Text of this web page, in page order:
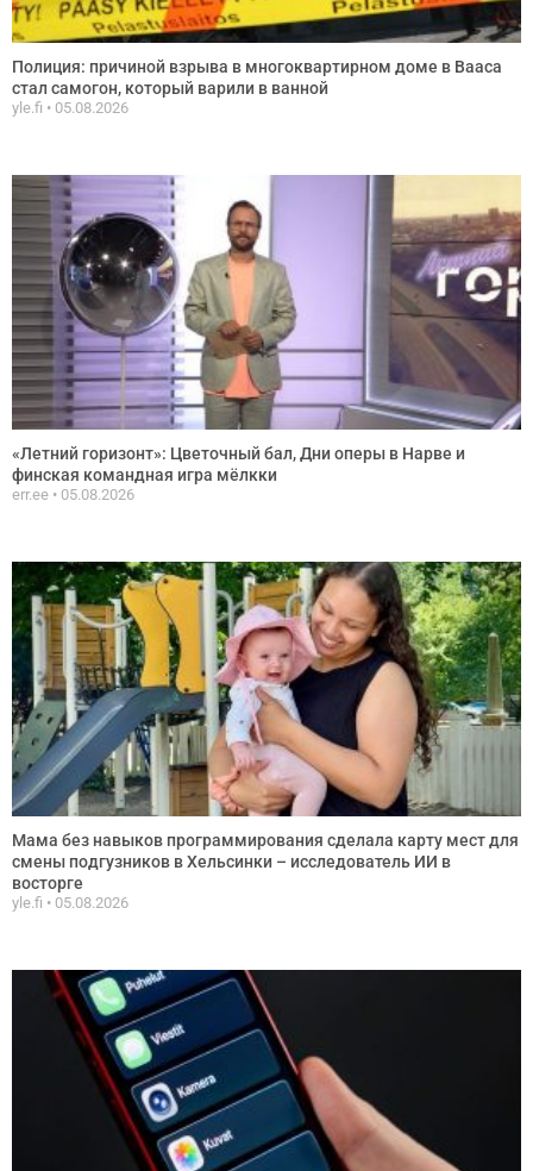
Полиция: причиной взрыва в многоквартирном доме в Вааса
стал самогон, который варили в ванной
yle.fi 05.08.2026
«Летний горизонт»: Цветочный бал, Дни оперы в Нарве и
финская командная игра мёлкки
err.ee 05.08.2026
Мама без навыков программирования сделала карту мест для
смены подгузников в Хельсинки – исследователь ИИ в
восторге
yle.fi 05.08.2026